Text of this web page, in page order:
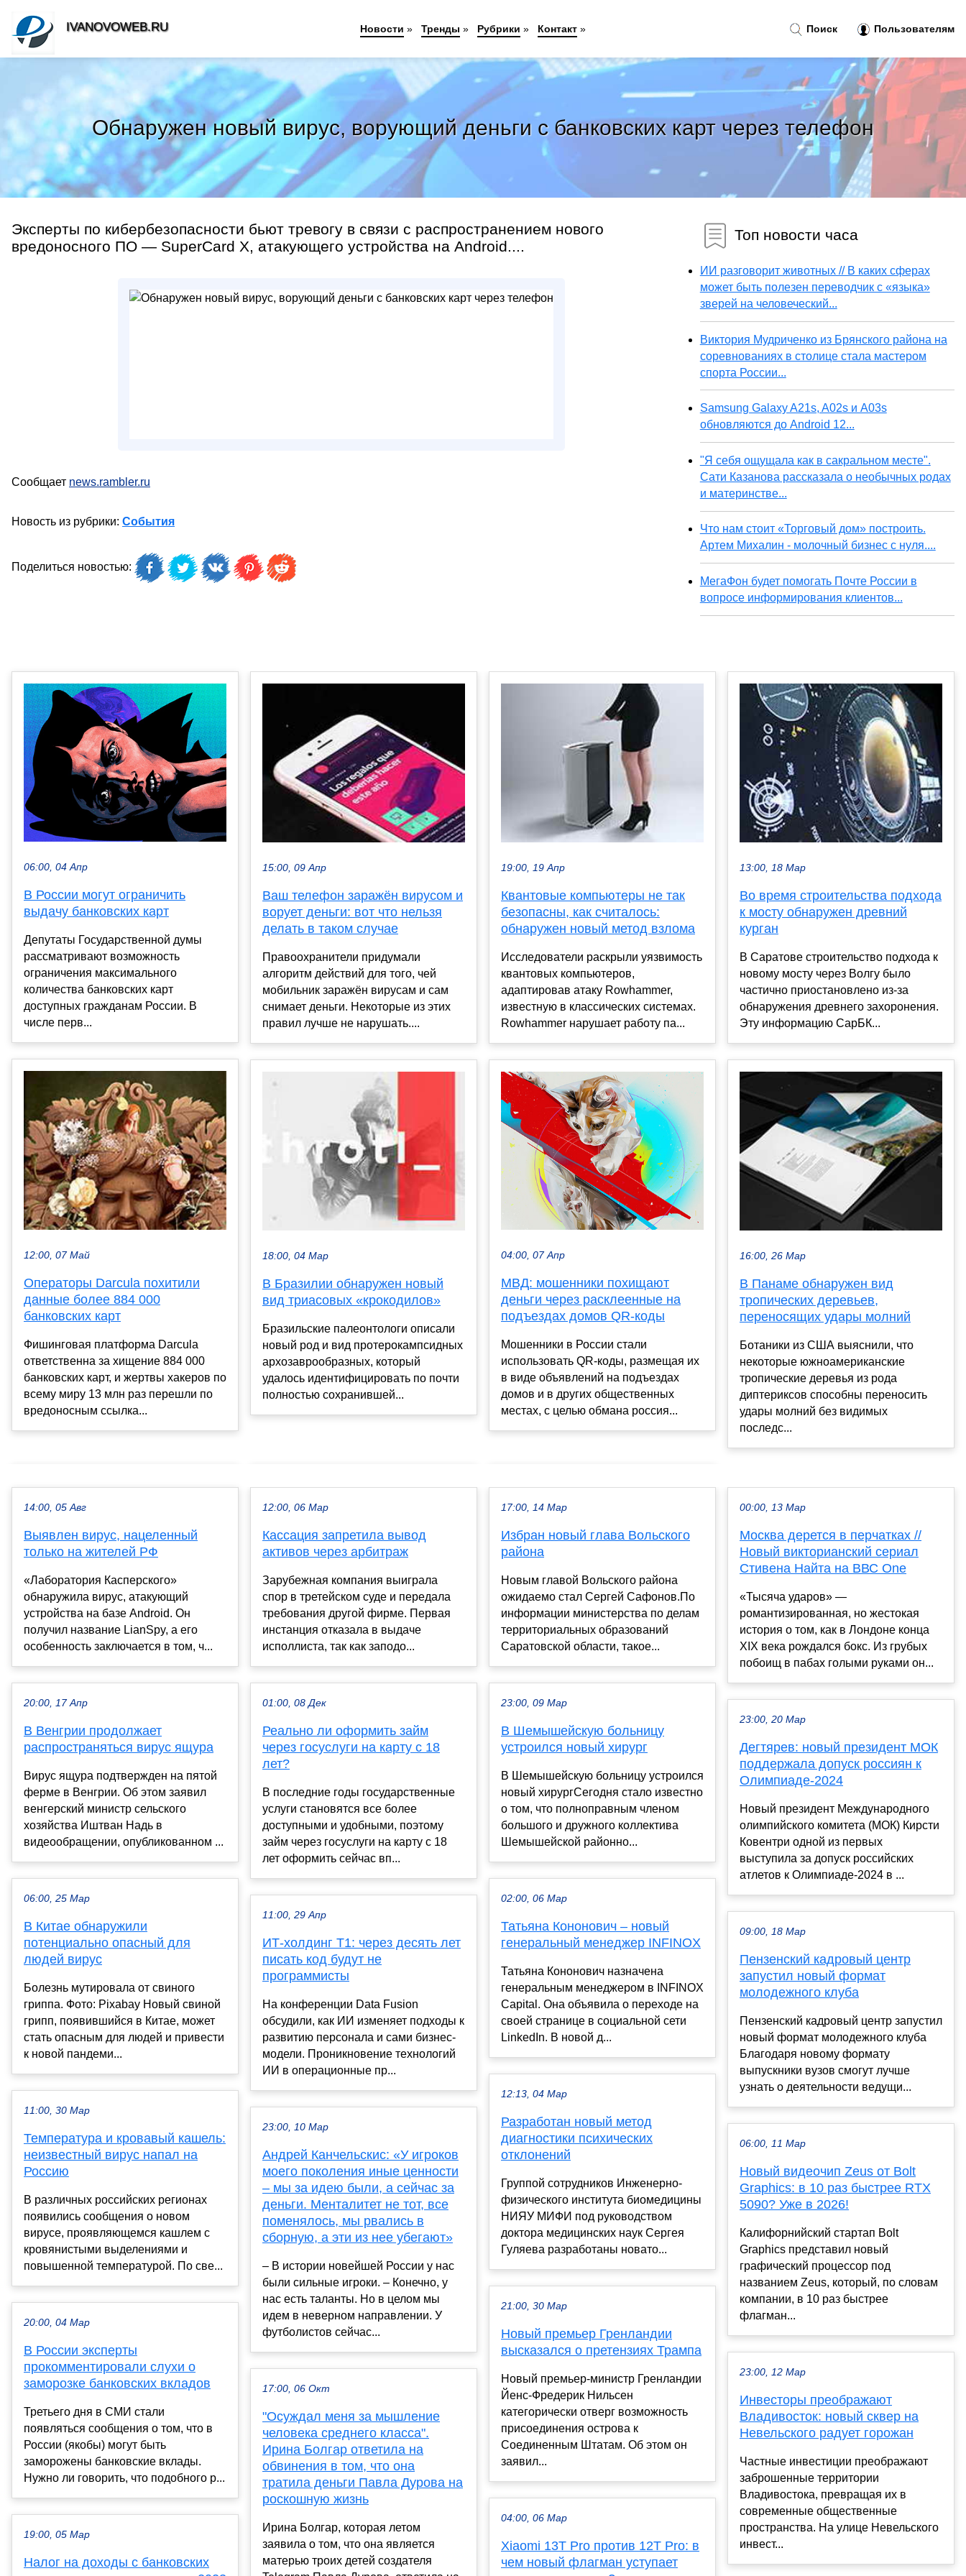
Обнаружен новый вирус, ворующий деньги с банковских карт через телефон
Эксперты по кибербезопасности бьют тревогу в связи с распространением нового
вредоносного ПО — SuperCard X, атакующего устройства на Android....
Сообщает news.rambler.ru
Новость из рубрики: События
Поделиться новостью:
Топ новости часа
ИИ разговорит животных // В каких сферах
может быть полезен переводчик с «языка»
зверей на человеческий...
Виктория Мудриченко из Брянского района на
соревнованиях в столице стала мастером
спорта России...
Samsung Galaxy A21s, A02s и A03s
обновляются до Android 12...
"Я себя ощущала как в сакральном месте".
Сати Казанова рассказала о необычных родах
и материнстве...
Что нам стоит «Торговый дом» построить.
Артем Михалин - молочный бизнес с нуля....
МегаФон будет помогать Почте России в
вопросе информирования клиентов...
06:00, 04 Апр
В России могут ограничить
выдачу банковских карт
Депутаты Государственной думы
рассматривают возможность
ограничения максимального
количества банковских карт
доступных гражданам России. В
числе перв...
12:00, 07 Май
Операторы Darcula похитили
данные более 884 000
банковских карт
Фишинговая платформа Darcula
ответственна за хищение 884 000
банковских карт, и жертвы хакеров по
всему миру 13 млн раз перешли по
вредоносным ссылка...
15:00, 09 Апр
Ваш телефон заражён вирусом и
ворует деньги: вот что нельзя
делать в таком случае
Правоохранители придумали
алгоритм действий для того, чей
мобильник заражён вирусам и сам
снимает деньги. Некоторые из этих
правил лучше не нарушать....
18:00, 04 Мар
В Бразилии обнаружен новый
вид триасовых «крокодилов»
Бразильские палеонтологи описали
новый род и вид протерокампсидных
архозаврообразных, который
удалось идентифицировать по почти
полностью сохранившей...
19:00, 19 Апр
Квантовые компьютеры не так
безопасны, как считалось:
обнаружен новый метод взлома
Исследователи раскрыли уязвимость
квантовых компьютеров,
адаптировав атаку Rowhammer,
известную в классических системах.
Rowhammer нарушает работу па...
04:00, 07 Апр
МВД: мошенники похищают
деньги через расклеенные на
подъездах домов QR-коды
Мошенники в России стали
использовать QR-коды, размещая их
в виде объявлений на подъездах
домов и в других общественных
местах, с целью обмана россия...
13:00, 18 Мар
Во время строительства подхода
к мосту обнаружен древний
курган
В Саратове строительство подхода к
новому мосту через Волгу было
частично приостановлено из-за
обнаружения древнего захоронения.
Эту информацию СарБК...
16:00, 26 Мар
В Панаме обнаружен вид
тропических деревьев,
переносящих удары молний
Ботаники из США выяснили, что
некоторые южноамериканские
тропические деревья из рода
диптериксов способны переносить
удары молний без видимых
последс...
14:00, 05 Авг
Выявлен вирус, нацеленный
только на жителей РФ
«Лаборатория Касперского»
обнаружила вирус, атакующий
устройства на базе Android. Он
получил название LianSpy, а его
особенность заключается в том, ч...
20:00, 17 Апр
В Венгрии продолжает
распространяться вирус ящура
Вирус ящура подтвержден на пятой
ферме в Венгрии. Об этом заявил
венгерский министр сельского
хозяйства Иштван Надь в
видеообращении, опубликованном ...
06:00, 25 Мар
В Китае обнаружили
потенциально опасный для
людей вирус
Болезнь мутировала от свиного
гриппа. Фото: Pixabay Новый свиной
грипп, появившийся в Китае, может
стать опасным для людей и привести
к новой пандеми...
11:00, 30 Мар
Температура и кровавый кашель:
неизвестный вирус напал на
Россию
В различных российских регионах
появились сообщения о новом
вирусе, проявляющемся кашлем с
кровянистыми выделениями и
повышенной температурой. По све...
20:00, 04 Мар
В России эксперты
прокомментировали слухи о
заморозке банковских вкладов
Третьего дня в СМИ стали
появляться сообщения о том, что в
России (якобы) могут быть
заморожены банковские вклады.
Нужно ли говорить, что подобного р...
19:00, 05 Мар
Налог на доходы с банковских
12:00, 06 Мар
Кассация запретила вывод
активов через арбитраж
Зарубежная компания выиграла
спор в третейском суде и передала
требования другой фирме. Первая
инстанция отказала в выдаче
исполлиста, так как заподо...
01:00, 08 Дек
Реально ли оформить займ
через госуслуги на карту с 18
лет?
В последние годы государственные
услуги становятся все более
доступными и удобными, поэтому
займ через госуслуги на карту с 18
лет оформить сейчас вп...
11:00, 29 Апр
ИТ-холдинг Т1: через десять лет
писать код будут не
программисты
На конференции Data Fusion
обсудили, как ИИ изменяет подходы к
развитию персонала и сами бизнес-
модели. Проникновение технологий
ИИ в операционные пр...
23:00, 10 Мар
Андрей Канчельскис: «У игроков
моего поколения иные ценности
– мы за идею были, а сейчас за
деньги. Менталитет не тот, все
поменялось, мы рвались в
сборную, а эти из нее убегают»
– В истории новейшей России у нас
были сильные игроки. – Конечно, у
нас есть таланты. Но в целом мы
идем в неверном направлении. У
футболистов сейчас...
17:00, 06 Окт
"Осуждал меня за мышление
человека среднего класса".
Ирина Болгар ответила на
обвинения в том, что она
тратила деньги Павла Дурова на
роскошную жизнь
Ирина Болгар, которая летом
заявила о том, что она является
матерью троих детей создателя
17:00, 14 Мар
Избран новый глава Вольского
района
Новым главой Вольского района
ожидаемо стал Сергей Сафонов.По
информации министерства по делам
территориальных образований
Саратовской области, такое...
23:00, 09 Мар
В Шемышейскую больницу
устроился новый хирург
В Шемышейскую больницу устроился
новый хирургСегодня стало известно
о том, что полноправным членом
большого и дружного коллектива
Шемышейской районно...
02:00, 06 Мар
Татьяна Кононович – новый
генеральный менеджер INFINOX
Татьяна Кононович назначена
генеральным менеджером в INFINOX
Capital. Она объявила о переходе на
своей странице в социальной сети
LinkedIn. В новой д...
12:13, 04 Мар
Разработан новый метод
диагностики психических
отклонений
Группой сотрудников Инженерно-
физического института биомедицины
НИЯУ МИФИ под руководством
доктора медицинских наук Сергея
Гуляева разработаны новато...
21:00, 30 Мар
Новый премьер Гренландии
высказался о претензиях Трампа
Новый премьер-министр Гренландии
Йенс-Фредерик Нильсен
категорически отверг возможность
присоединения острова к
Соединенным Штатам. Об этом он
заявил...
04:00, 06 Мар
Xiaomi 13T Pro против 12T Pro: в
чем новый флагман уступает
00:00, 13 Мар
Москва дерется в перчатках //
Новый викторианский сериал
Стивена Найта на ВВС One
«Тысяча ударов» —
романтизированная, но жестокая
история о том, как в Лондоне конца
XIX века рождался бокс. Из грубых
побоищ в пабах голыми руками он...
23:00, 20 Мар
Дегтярев: новый президент МОК
поддержала допуск россиян к
Олимпиаде-2024
Новый президент Международного
олимпийского комитета (МОК) Кирсти
Ковентри одной из первых
выступила за допуск российских
атлетов к Олимпиаде-2024 в ...
09:00, 18 Мар
Пензенский кадровый центр
запустил новый формат
молодежного клуба
Пензенский кадровый центр запустил
новый формат молодежного клуба
Благодаря новому формату
выпускники вузов смогут лучше
узнать о деятельности ведущи...
06:00, 11 Мар
Новый видеочип Zeus от Bolt
Graphics: в 10 раз быстрее RTX
5090? Уже в 2026!
Калифорнийский стартап Bolt
Graphics представил новый
графический процессор под
названием Zeus, который, по словам
компании, в 10 раз быстрее
флагман...
23:00, 12 Мар
Инвесторы преображают
Владивосток: новый сквер на
Невельского радует горожан
Частные инвестиции преображают
заброшенные территории
Владивостока, превращая их в
современные общественные
пространства. На улице Невельского
инвест...
Поиск Пользователям
IVANOVOWEB.RU Новости » Тренды » Рубрики » Контакт »